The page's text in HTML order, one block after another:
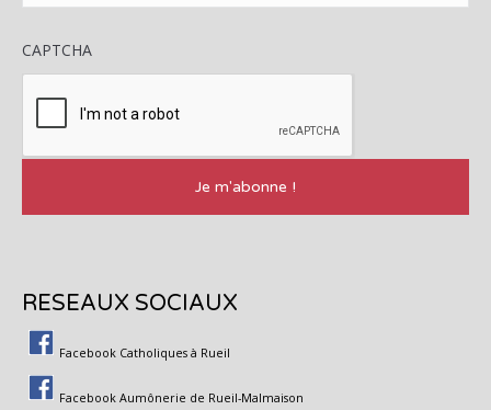
CAPTCHA
RESEAUX SOCIAUX
Facebook Catholiques à Rueil
Facebook Aumônerie de Rueil-Malmaison